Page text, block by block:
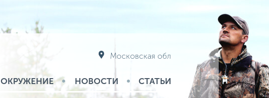
Московская обл
ОКРУЖЕНИЕ НОВОСТИ СТАТЬИ